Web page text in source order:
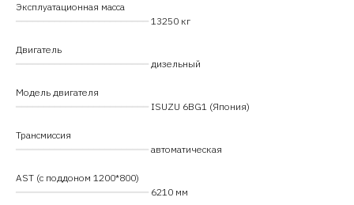
Эксплуатационная масса
━━━━━━━━━━━━━━━━━━━━━━━━ 13250 кг
Двигатель
━━━━━━━━━━━━━━━━━━━━━━━━ дизельный
Модель двигателя
━━━━━━━━━━━━━━━━━━━━━━━━ ISUZU 6BG1 (Япония)
Трансмиссия
━━━━━━━━━━━━━━━━━━━━━━━━ автоматическая
AST (с поддоном 1200*800)
━━━━━━━━━━━━━━━━━━━━━━━━ 6210 мм